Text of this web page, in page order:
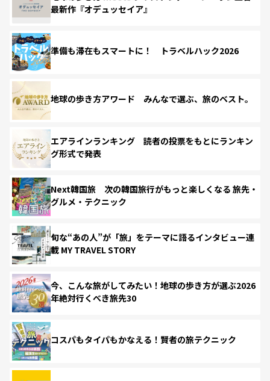
最新作『オデュッセイア』
準備も滞在もスマートに！ トラベルハック2026
地球の歩き方アワード みんなで選ぶ、旅のベスト。
エアラインランキング 読者の投票をもとにランキン
グ形式で発表
Next韓国旅 次の韓国旅行がもっと楽しくなる 旅先・
グルメ・テクニック
旬な“あの人”が「旅」をテーマに語るインタビュー連
載 MY TRAVEL STORY
今、こんな旅がしてみたい！地球の歩き方が選ぶ2026
年絶対行くべき旅先30
コスパもタイパもかなえる！賢者の旅テクニック